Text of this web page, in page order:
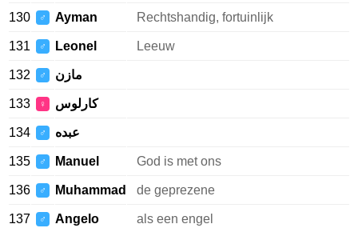
130 ♂ Ayman Rechtshandig, fortuinlijk
131 ♂ Leonel Leeuw
132 ♂ مازن
133 ♀ كارلوس
134 ♂ عبده
135 ♂ Manuel God is met ons
136 ♂ Muhammad de geprezene
137 ♂ Angelo als een engel